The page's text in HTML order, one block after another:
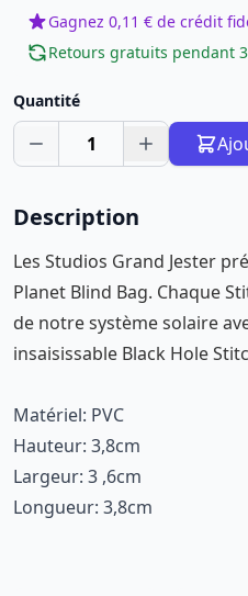
Gagnez 0,11 € de crédit
Retours gratuits pendant
Quantité
1
Description
Les Studios Grand Jester
Planet Blind Bag. Chaque
de notre système solaire
insaisissable Black Hole
Matériel: PVC
Hauteur: 3,8cm
Largeur: 3 ,6cm
Longueur: 3,8cm